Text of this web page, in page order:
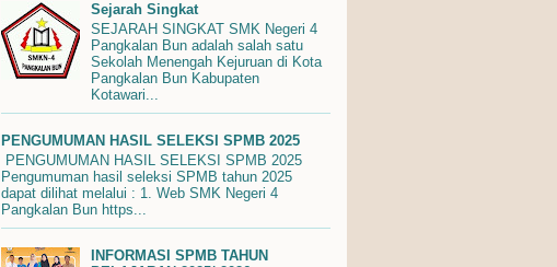
Sejarah Singkat
SEJARAH SINGKAT SMK Negeri 4
Pangkalan Bun adalah salah satu
Sekolah Menengah Kejuruan di Kota
Pangkalan Bun Kabupaten
Kotawari...
PENGUMUMAN HASIL SELEKSI SPMB 2025
PENGUMUMAN HASIL SELEKSI SPMB 2025
Pengumuman hasil seleksi SPMB tahun 2025
dapat dilihat melalui : 1. Web SMK Negeri 4
Pangkalan Bun https...
INFORMASI SPMB TAHUN